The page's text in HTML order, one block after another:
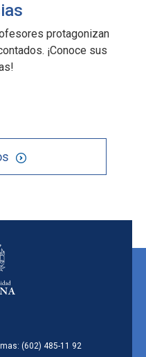
protagonizan
¡Conoce sus
(602) 485-11 92